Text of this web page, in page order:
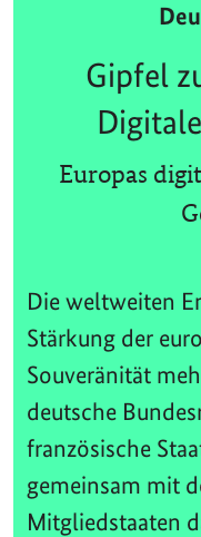
Gipfel
Europas
Die weltweiten
Stärkung der
Souveränität
deutsche
französische
gemeinsam mit
Mitgliedstaaten